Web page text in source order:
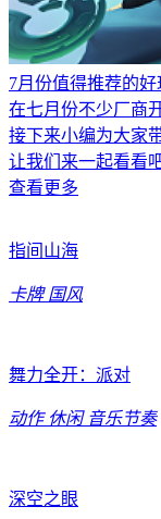
7月份值得推荐的
在七月份不少厂商
接下来小编为大家
让我们来一起看看吧
查看更多
指间山海
卡牌 国风
舞力全开：派对
动作 休闲 音乐节奏
深空之眼